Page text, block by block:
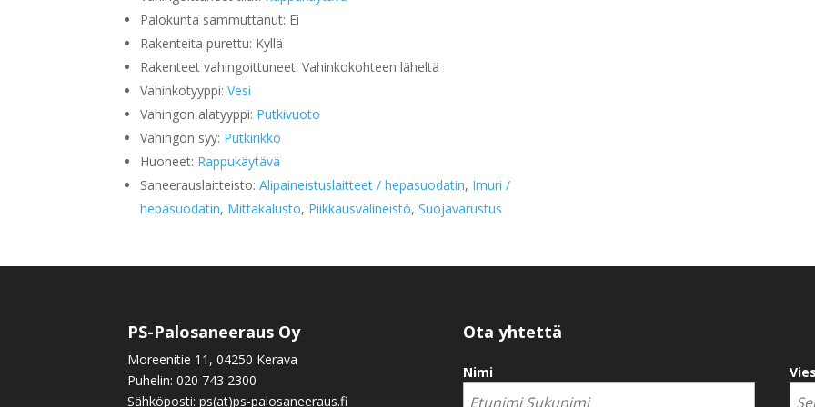
Palokunta sammuttanut: Ei
Rakenteita purettu: Kyllä
Rakenteet vahingoittuneet: Vahinkokohteen läheltä
Vahinkotyyppi: Vesi
Vahingon alatyyppi: Putkivuoto
Vahingon syy: Putkirikko
Huoneet: Rappukäytävä
Saneerauslaitteisto: Alipaineistuslaitteet / hepasuodatin, Imuri /
hepasuodatin, Mittakalusto, Piikkausvälineistö, Suojavarustus
PS-Palosaneeraus Oy
Moreenitie 11, 04250 Kerava
Puhelin: 020 743 2300
Sähköposti: ps(at)ps-palosaneeraus.fi
Ota yhtettä
Nimi